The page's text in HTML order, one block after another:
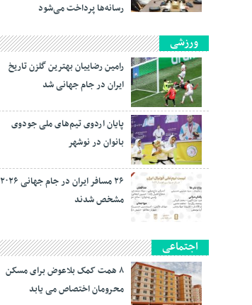
رسانه‌ها پرداخت می‌شود
ورزشی
رامین رضاییان بهترین گلزن تاریخ
ایران در جام جهانی شد
پایان اردوی تیم‌های ملی جودوی
بانوان در نوشهر
۲۶ مسافر ایران در جام جهانی ۲۰۲۶
مشخص شدند
اجتماعی
۸ همت کمک بلاعوض برای مسکن
محرومان اختصاص می یابد